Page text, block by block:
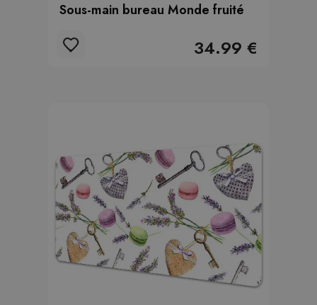
Sous-main bureau Monde fruité
34.99 €